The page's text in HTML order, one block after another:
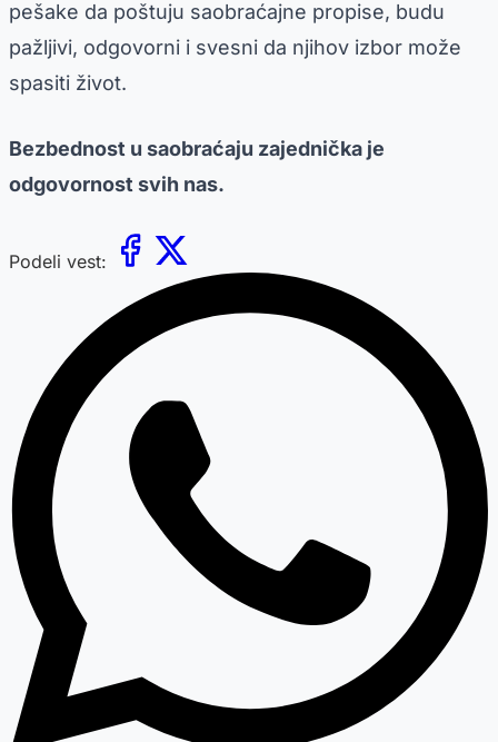
pešake da poštuju saobraćajne propise, budu
pažljivi, odgovorni i svesni da njihov izbor može
spasiti život.
Bezbednost u saobraćaju zajednička je
odgovornost svih nas.
Podeli vest: